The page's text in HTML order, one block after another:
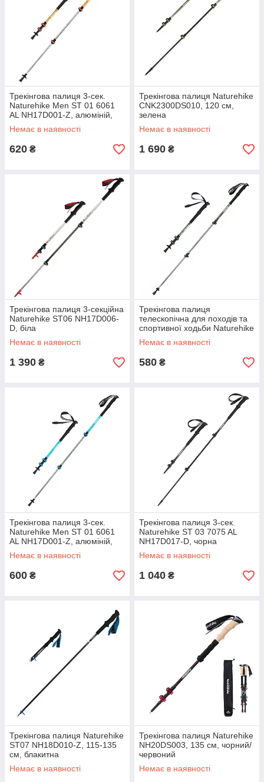
Трекінгова палиця 3-сек.
Naturehike Men ST 01 6061
AL NH17D001-Z, алюміній,
золотиста
Немає в наявності
620 ₴
Трекінгова палиця Naturehike
CNK2300DS010, 120 см,
зелена
Немає в наявності
1 690 ₴
Трекінгова палиця 3-секційна
Naturehike ST06 NH17D006-
D, біла
Немає в наявності
1 390 ₴
Трекінгова палиця
телескопічна для походів та
спортивної ходьби Naturehike
Men ST 01 6061 AL
NH17D001-Z алюміній
Немає в наявності
580 ₴
Трекінгова палиця 3-сек.
Naturehike Men ST 01 6061
AL NH17D001-Z, алюміній,
синя
Немає в наявності
600 ₴
Трекінгова палиця 3-сек.
Naturehike ST 03 7075 AL
NH17D017-D, чорна
Немає в наявності
1 040 ₴
Трекінгова палиця Naturehike
ST07 NH18D010-Z, 115-135
см, блакитна
Немає в наявності
Трекінгова палиця Naturehike
NH20DS003, 135 см, чорний/
червоний
Немає в наявності